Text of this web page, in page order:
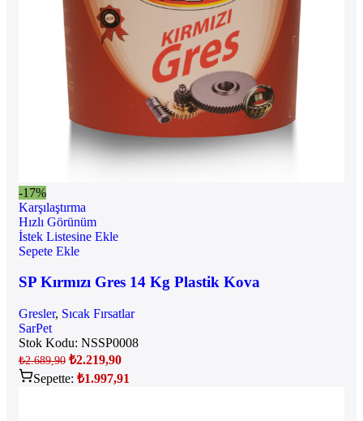
-17%
Karşılaştırma
Hızlı Görünüm
İstek Listesine Ekle
Sepete Ekle
SP Kırmızı Gres 14 Kg Plastik Kova
Gresler, Sıcak Fırsatlar
SarPet
Stok Kodu: NSSP0008
₺2.689,90 ₺2.219,90
Sepette: ₺1.997,91